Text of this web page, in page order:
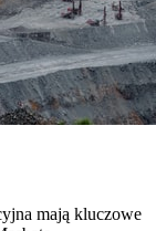
mają kluczowe